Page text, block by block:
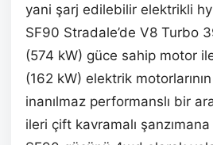
yani şarj edilebilir elektrikli
SF90 Stradale’de V8 Turbo
(574 kW) güce sahip motor
(162 kW) elektrik
inanılmaz performanslı bir
ileri çift kavramalı